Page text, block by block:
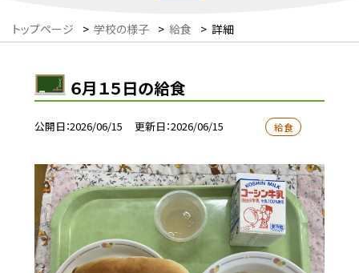
トップページ > 学校の様子 > 給食 > 詳細
６月１５日の給食
公開日 2026/06/15 更新日 2026/06/15 給食